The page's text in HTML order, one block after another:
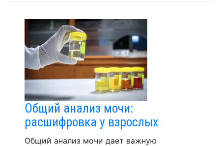
Общий анализ мочи:
расшифровка у взрослых
Общий анализ мочи дает важную